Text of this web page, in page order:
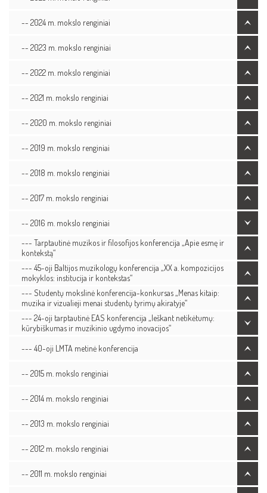
-- 2024 m. mokslo renginiai
-- 2023 m. mokslo renginiai
-- 2022 m. mokslo renginiai
-- 2021 m. mokslo renginiai
-- 2020 m. mokslo renginiai
-- 2019 m. mokslo renginiai
-- 2018 m. mokslo renginiai
-- 2017 m. mokslo renginiai
-- 2016 m. mokslo renginiai
--- Tarptautinė muzikos ir filosofijos konferencija „Apie esmę ir
kontekstą“
--- 45-oji Baltijos muzikologų konferencija „XX a. kompozicijos
mokyklos: institucija ir kontekstas“
--- Studentų mokslinė konferencija-konkursas „Menas kitaip:
muzika ir vizualieji menai studentų tyrimų akiratyje“
--- 24-oji tarptautinė EAS konferencija „Ieškant netikėtumų:
kūrybiškumas ir muzikinio ugdymo inovacijos“
--- 40-oji LMTA metinė konferencija
-- 2015 m. mokslo renginiai
-- 2014 m. mokslo renginiai
-- 2013 m. mokslo renginiai
-- 2012 m. mokslo renginiai
-- 2011 m. mokslo renginiai